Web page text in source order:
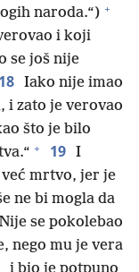
naroda.“) +
i koji
se još nije
18 Iako nije imao
i zato je verovao
što je bilo
+ 19 I
mrtvo, jer je
ne bi mogla da
Nije se pokolebao
nego mu je vera